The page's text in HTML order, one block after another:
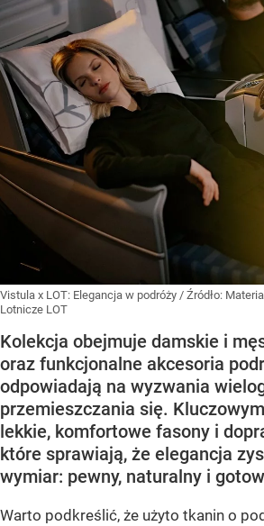
Vistula x LOT: Elegancja w podróży / Źródło:
Lotnicze LOT
Kolekcja obejmuje damskie i
oraz funkcjonalne akcesoria
odpowiadają na wyzwania
przemieszczania się.
lekkie, komfortowe fasony i
które sprawiają, że elegancja
wymiar: pewny, naturalny i
Warto podkreślić, że użyto tkanin o